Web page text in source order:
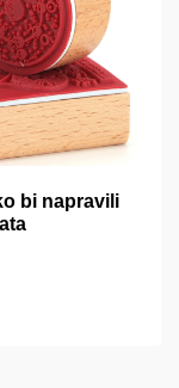
bi napravili